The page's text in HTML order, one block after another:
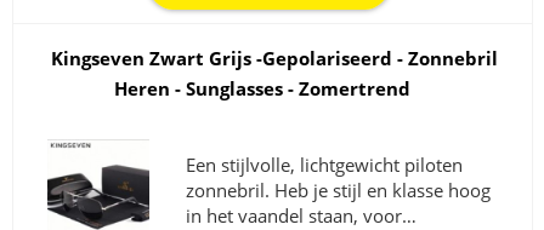
Kingseven Zwart Grijs -Gepolariseerd - Zonnebril
Heren - Sunglasses - Zomertrend
Een stijlvolle, lichtgewicht piloten
zonnebril. Heb je stijl en klasse hoog
in het vaandel staan, voor…